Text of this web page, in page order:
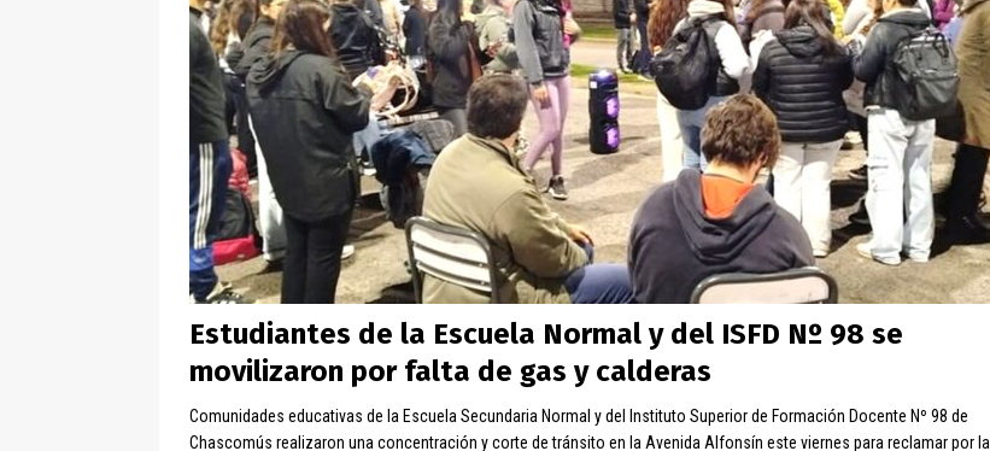
Estudiantes de la Escuela Normal y del ISFD Nº 98 se
movilizaron por falta de gas y calderas
Comunidades educativas de la Escuela Secundaria Normal y del Instituto Superior de Formación Docente Nº 98 de
Chascomús realizaron una concentración y corte de tránsito en la Avenida Alfonsín este viernes para reclamar por la